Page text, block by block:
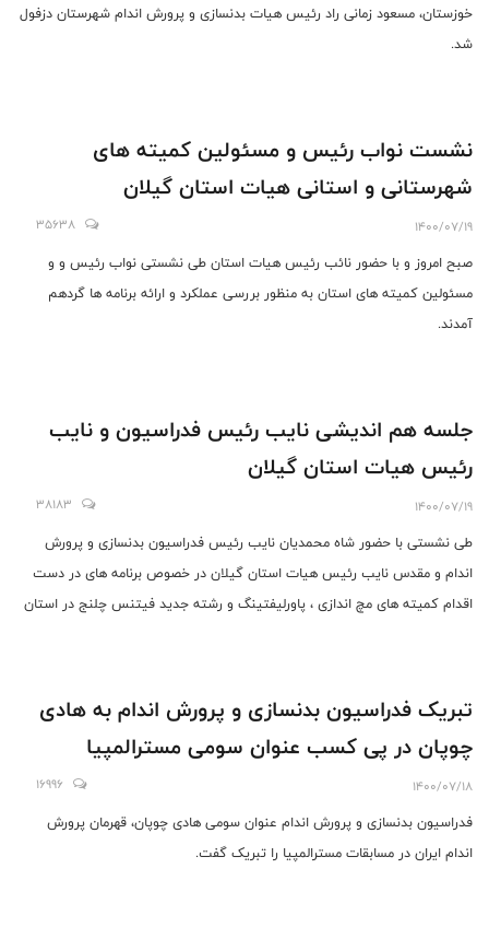
خوزستان، مسعود زمانی راد رئیس هیات بدنسازی و پرورش اندام شهرستان دزفول
شد.
نشست نواب رئیس و مسئولین کمیته های
شهرستانی و استانی هیات استان گیلان
1400/07/19
35638
صبح امروز و با حضور نائب رئیس هیات استان طی نشستی نواب رئیس و و
مسئولین کمیته های استان به منظور بررسی عملکرد و ارائه برنامه ها گردهم
آمدند.
جلسه هم اندیشی نایب رئیس فدراسیون و نایب
رئیس هیات استان گیلان
1400/07/19
38183
طی نشستی با حضور شاه محمدیان نایب رئیس فدراسیون بدنسازی و پرورش
اندام و مقدس نایب رئیس هیات استان گیلان در خصوص برنامه های در دست
اقدام کمیته های مچ اندازی ، پاورلیفتینگ و رشته جدید فیتنس چلنج در استان
تبریک فدراسیون بدنسازی و پرورش اندام به هادی
چوپان در پی کسب عنوان سومی مسترالمپیا
1400/07/18
16996
فدراسیون بدنسازی و پرورش اندام عنوان سومی هادی چوپان، قهرمان پرورش
اندام ایران در مسابقات مسترالمپیا را تبریک گفت.